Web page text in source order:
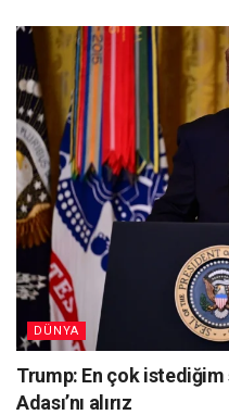
DÜNYA
Trump: En çok
Adası’nı alırız